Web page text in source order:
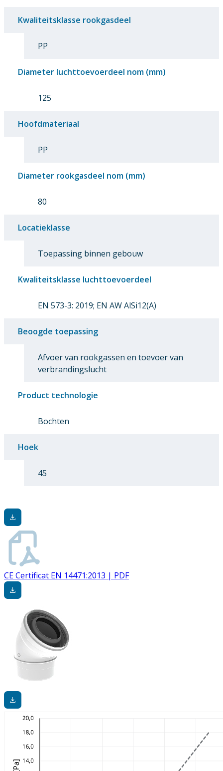
Kwaliteitsklasse rookgasdeel
PP
Diameter luchttoevoerdeel nom (mm)
125
Hoofdmateriaal
PP
Diameter rookgasdeel nom (mm)
80
Locatieklasse
Toepassing binnen gebouw
Kwaliteitsklasse luchttoevoerdeel
EN 573-3: 2019; EN AW AlSi12(A)
Beoogde toepassing
Afvoer van rookgassen en toevoer van
verbrandingslucht
Product technologie
Bochten
Hoek
45
CE Certificat EN 14471:2013 | PDF